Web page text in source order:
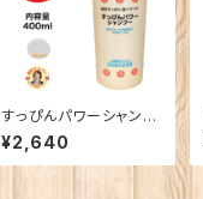
すっぴんパワーシャンプ
ー
¥2,640